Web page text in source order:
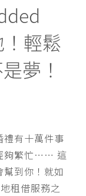
輕鬆
夢！
禮有十萬件事
夠繁忙⋯⋯ 這
到你！就如
租借服務之